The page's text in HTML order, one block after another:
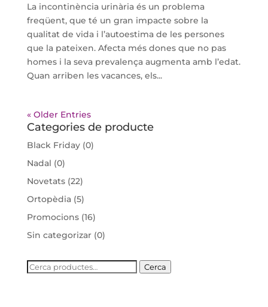
La incontinència urinària és un problema
freqüent, que té un gran impacte sobre la
qualitat de vida i l’autoestima de les persones
que la pateixen. Afecta més dones que no pas
homes i la seva prevalença augmenta amb l’edat.
Quan arriben les vacances, els...
« Older Entries
Categories de producte
Black Friday (0)
Nadal (0)
Novetats (22)
Ortopèdia (5)
Promocions (16)
Sin categorizar (0)
Cerca: Cerca